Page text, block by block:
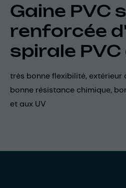
Gaine PVC
renforcée
spirale
très bonne flexibilité, extérieur
bonne résistance chimique,
et aux UV